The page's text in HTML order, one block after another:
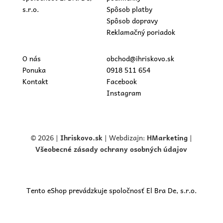
s.r.o.
Spôsob platby
Spôsob dopravy
Reklamačný poriadok
O nás
Ponuka
Kontakt
obchod@ihriskovo.sk
0918 511 654
Facebook
Instagram
© 2026 | Ihriskovo.sk| Webdizajn: HMarketing |
Všeobecné zásady ochrany osobných údajov
Tento eShop prevádzkuje spoločnosť El Bra De, s.r.o.